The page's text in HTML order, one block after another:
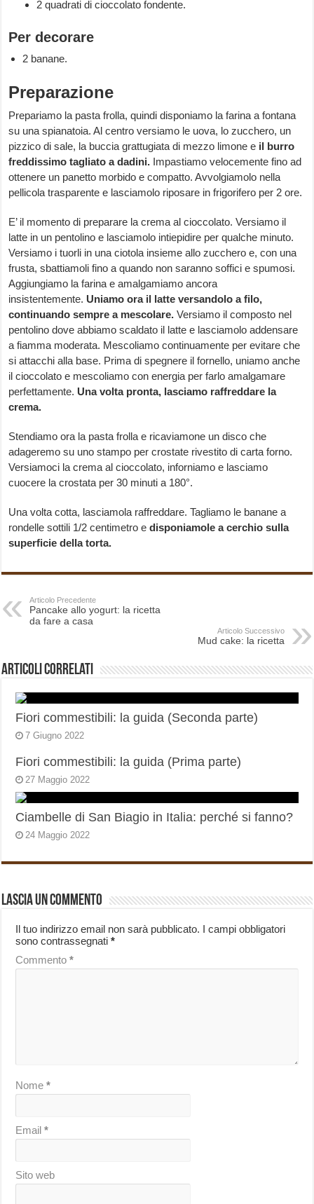
2 quadrati di cioccolato fondente.
Per decorare
2 banane.
Preparazione
Prepariamo la pasta frolla, quindi disponiamo la farina a fontana
su una spianatoia. Al centro versiamo le uova, lo zucchero, un
pizzico di sale, la buccia grattugiata di mezzo limone e il burro
freddissimo tagliato a dadini. Impastiamo velocemente fino ad
ottenere un panetto morbido e compatto. Avvolgiamolo nella
pellicola trasparente e lasciamolo riposare in frigorifero per 2 ore.
E’ il momento di preparare la crema al cioccolato. Versiamo il
latte in un pentolino e lasciamolo intiepidire per qualche minuto.
Versiamo i tuorli in una ciotola insieme allo zucchero e, con una
frusta, sbattiamoli fino a quando non saranno soffici e spumosi.
Aggiungiamo la farina e amalgamiamo ancora
insistentemente. Uniamo ora il latte versandolo a filo,
continuando sempre a mescolare. Versiamo il composto nel
pentolino dove abbiamo scaldato il latte e lasciamolo addensare
a fiamma moderata. Mescoliamo continuamente per evitare che
si attacchi alla base. Prima di spegnere il fornello, uniamo anche
il cioccolato e mescoliamo con energia per farlo amalgamare
perfettamente. Una volta pronta, lasciamo raffreddare la
crema.
Stendiamo ora la pasta frolla e ricaviamone un disco che
adageremo su uno stampo per crostate rivestito di carta forno.
Versiamoci la crema al cioccolato, inforniamo e lasciamo
cuocere la crostata per 30 minuti a 180°.
Una volta cotta, lasciamola raffreddare. Tagliamo le banane a
rondelle sottili 1/2 centimetro e disponiamole a cerchio sulla
superficie della torta.
Articolo Precedente
Pancake allo yogurt: la ricetta
da fare a casa
Articolo Successivo
Mud cake: la ricetta
Articoli correlati
Fiori commestibili: la guida (Seconda parte)
7 Giugno 2022
Fiori commestibili: la guida (Prima parte)
27 Maggio 2022
Ciambelle di San Biagio in Italia: perché si fanno?
24 Maggio 2022
Lascia un commento
Il tuo indirizzo email non sarà pubblicato. I campi obbligatori
sono contrassegnati*
Commento*
Nome*
Email*
Sito web